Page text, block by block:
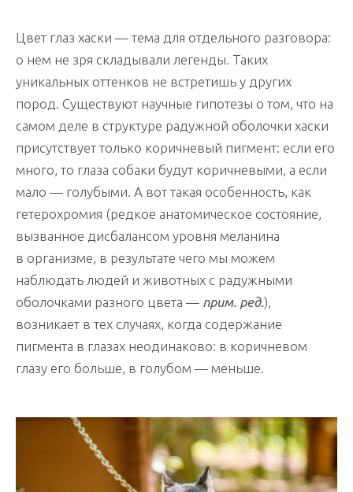
Цвет глаз хаски — тема для отдельного разговора:
о нем не зря складывали легенды. Таких
уникальных оттенков не встретишь у других
пород. Существуют научные гипотезы о том, что на
самом деле в структуре радужной оболочки хаски
присутствует только коричневый пигмент: если его
много, то глаза собаки будут коричневыми, а если
мало — голубыми. А вот такая особенность, как
гетерохромия (редкое анатомическое состояние,
вызванное дисбалансом уровня меланина
в организме, в результате чего мы можем
наблюдать людей и животных с радужными
оболочками разного цвета — прим. ред.),
возникает в тех случаях, когда содержание
пигмента в глазах неодинаково: в коричневом
глазу его больше, в голубом — меньше.